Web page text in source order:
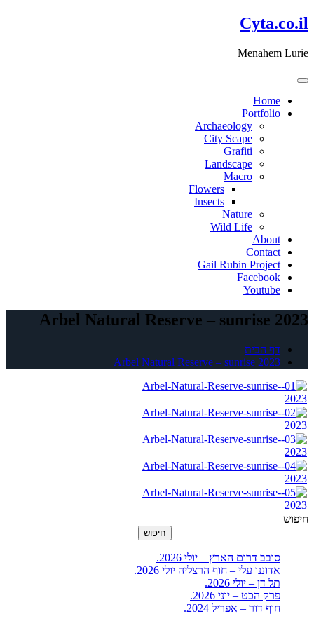
דלג
לתוכן
Cyta.co.il
Menahem Lurie
Home
Portfolio
Archaeology
City Scape
Grafiti
Landscape
Macro
Flowers
Insects
Nature
Wild Life
About
Contact
Gail Rubin Project
Facebook
Youtube
Arbel Natural Reserve – sunrise 2023
דף הבית
Arbel Natural Reserve – sunrise 2023
חיפוש
חיפוש
סובב דרום הארץ – יולי 2026.
אדוננו עלי – חוף הרצליה יולי 2026.
תל דן – יולי 2026.
פרק הכט – יוני 2026.
חוף דור – אפריל 2024.